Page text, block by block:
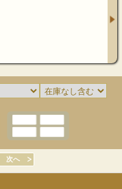
次へ